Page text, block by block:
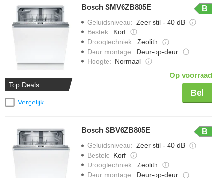
Top Deals
Vergelijk
Bosch SMV6ZB805E B
Geluidsniveau: Zeer stil - 40 dB
Bestek: Korf
Droogtechniek: Zeolith
Deur montage: Deur-op-deur
Hoogte: Normaal
Op voorraad
Bel
Bosch SBV6ZB805E B
Geluidsniveau: Zeer stil - 40 dB
Bestek: Korf
Droogtechniek: Zeolith
Deur montage: Deur-op-deur